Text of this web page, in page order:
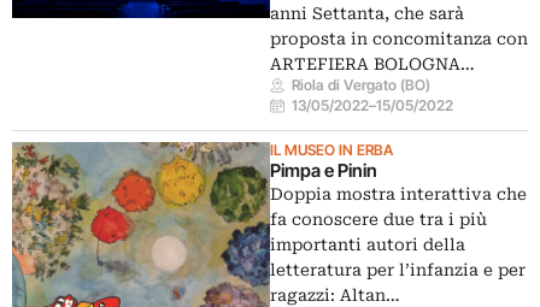
anni Settanta, che sarà
proposta in concomitanza con
ARTEFIERA BOLOGNA…
Riola di Vergato (BO)
13/05/2022–15/05/2022
IL MUSEO IN ERBA
Pimpa e Pinin
Doppia mostra interattiva che
fa conoscere due tra i più
importanti autori della
letteratura per l’infanzia e per
ragazzi: Altan…